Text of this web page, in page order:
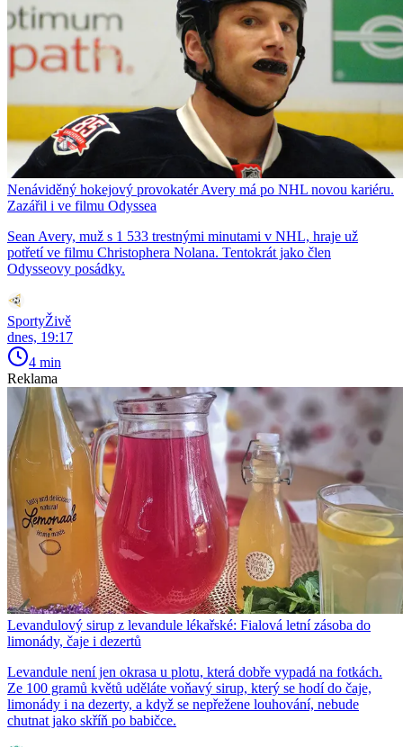
Nenáviděný hokejový provokatér Avery má po NHL novou kariéru.
Zazářil i ve filmu Odyssea
Sean Avery, muž s 1 533 trestnými minutami v NHL, hraje už
potřetí ve filmu Christophera Nolana. Tentokrát jako člen
Odysseovy posádky.
SportyŽivě
dnes, 19:17
4 min
Reklama
Levandulový sirup z levandule lékařské: Fialová letní zásoba do
limonády, čaje i dezertů
Levandule není jen okrasa u plotu, která dobře vypadá na fotkách.
Ze 100 gramů květů uděláte voňavý sirup, který se hodí do čaje,
limonády i na dezerty, a když se nepřežene louhování, nebude
chutnat jako skříň po babičce.